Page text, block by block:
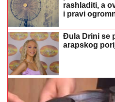
rashladiti, a
i pravi
Đula Drini se
arapskog